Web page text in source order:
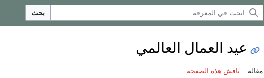
بحث
عيد العمال العالمي
مقالة ناقش هذه الصفحة